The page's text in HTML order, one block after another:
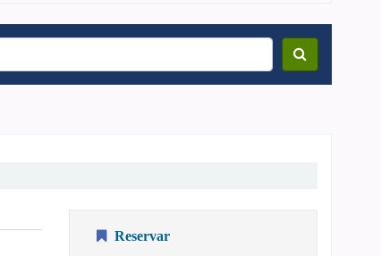
Reservar